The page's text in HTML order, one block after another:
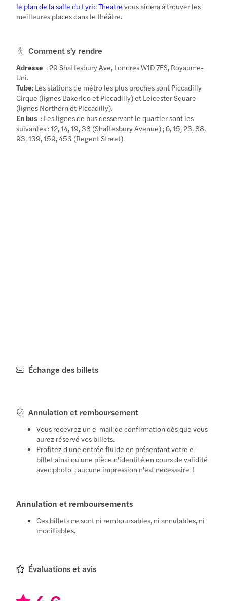
le plan de la salle du Lyric Theatre vous aidera à trouver les
meilleures places dans le théâtre.
Comment s'y rendre
Adresse : 29 Shaftesbury Ave, Londres W1D 7ES, Royaume-
Uni.
Tube: Les stations de métro les plus proches sont Piccadilly
Cirque (lignes Bakerloo et Piccadilly) et Leicester Square
(lignes Northern et Piccadilly).
En bus : Les lignes de bus desservant le quartier sont les
suivantes : 12, 14, 19, 38 (Shaftesbury Avenue) ; 6, 15, 23, 88,
93, 139, 159, 453 (Regent Street).
Échange des billets
Annulation et remboursement
Vous recevrez un e-mail de confirmation dès que vous
aurez réservé vos billets.
Profitez d'une entrée fluide en présentant votre e-
billet ainsi qu'une pièce d'identité en cours de validité
avec photo ; aucune impression n'est nécessaire !
Annulation et remboursements
Ces billets ne sont ni remboursables, ni annulables, ni
modifiables.
Évaluations et avis